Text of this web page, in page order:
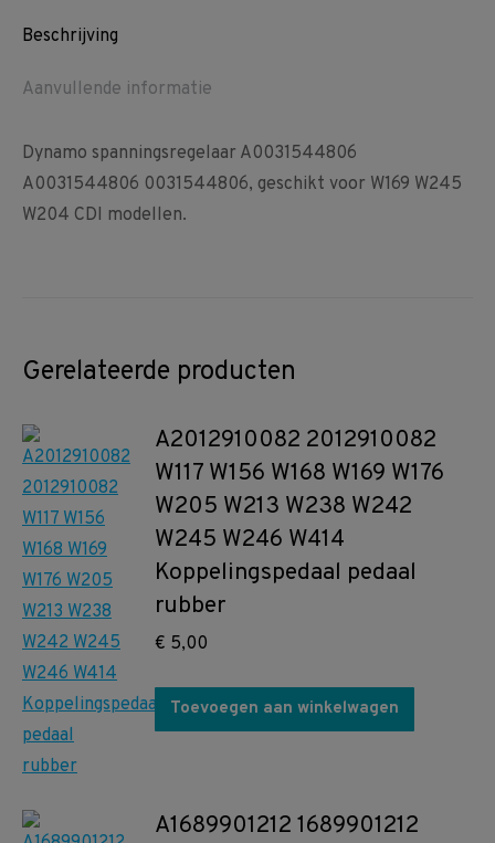
Beschrijving
Aanvullende informatie
Dynamo spanningsregelaar A0031544806
A0031544806 0031544806, geschikt voor W169 W245
W204 CDI modellen.
Gerelateerde producten
A2012910082 2012910082
W117 W156 W168 W169 W176
W205 W213 W238 W242
W245 W246 W414
Koppelingspedaal pedaal
rubber
€ 5,00
Toevoegen aan winkelwagen
A1689901212 1689901212